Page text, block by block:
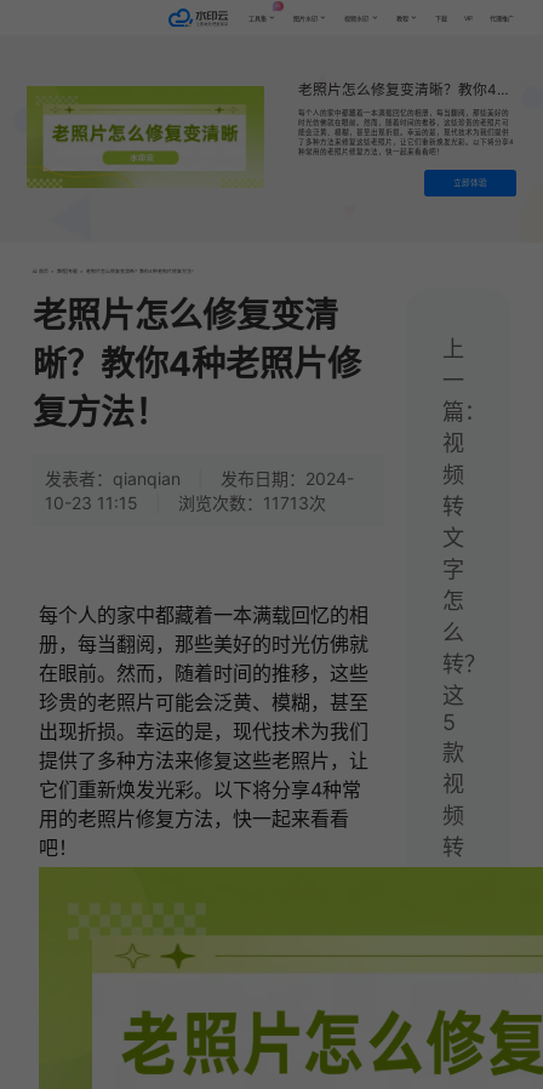
工具集 图片水印 视频水印 教程 下载 VIP 代理推广
老照片怎么修复变清晰？教你4种老照片修复方法！
每个人的家中都藏着一本满载回忆的相册，每当翻阅，那些美好的
时光仿佛就在眼前。然而，随着时间的推移，这些珍贵的老照片可
能会泛黄、模糊，甚至出现折损。幸运的是，现代技术为我们提供
了多种方法来修复这些老照片，让它们重新焕发光彩。以下将分享4
种常用的老照片修复方法，快一起来看看吧！
立即体验
首页 > 教程|专题 > 老照片怎么修复变清晰？教你4种老照片修复方法！
老照片怎么修复变清
晰？教你4种老照片修
复方法！
发表者：qianqian
发布日期：2024-
10-23 11:15
浏览次数：11713次
每个人的家中都藏着一本满载回忆的相
册，每当翻阅，那些美好的时光仿佛就
在眼前。然而，随着时间的推移，这些
珍贵的老照片可能会泛黄、模糊，甚至
出现折损。幸运的是，现代技术为我们
提供了多种方法来修复这些老照片，让
它们重新焕发光彩。以下将分享4种常
用的老照片修复方法，快一起来看看
吧！
上
一
篇：
视
频
转
文
字
怎
么
转？
这
5
款
视
频
转
工
具
轻
松
搞